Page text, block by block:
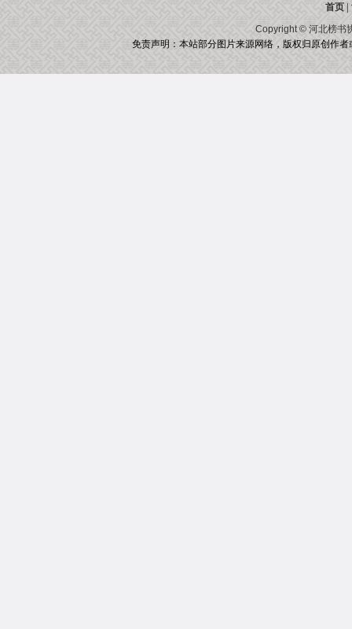
首页|
Copyright © 河北榜书
免责声明：本站部分图片来源网络，版权归原创作